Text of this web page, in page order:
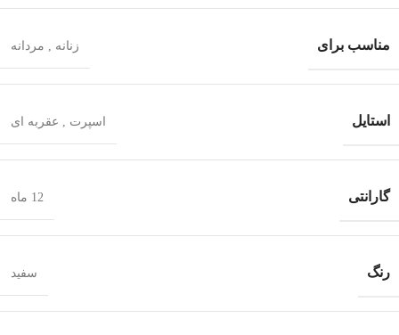
مناسب برای زنانه مردانه
استایل اسپرت عقربه ای
گارانتی 12 ماه
رنگ سفید